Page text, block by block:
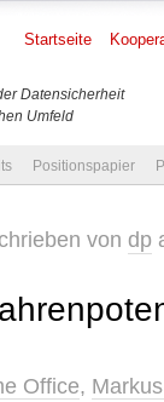
Datensicherheit
Umfeld
Startseite
Positionspapier
von dp
Office,